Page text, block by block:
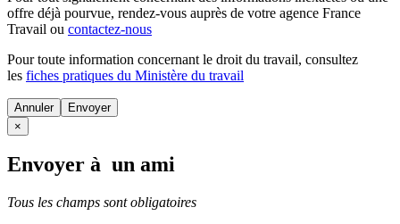
offre déjà pourvue, rendez-vous auprès de votre agence France
Travail ou contactez-nous
Pour toute information concernant le droit du travail, consultez
les fiches pratiques du Ministère du travail
Annuler
×
Envoyer à un ami
Tous les champs sont obligatoires